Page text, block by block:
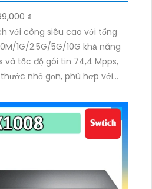
₫
với công siêu cao với tổng
1G/2.5G/5G/10G khả năng
và tốc độ gói tin 74,4 Mpps,
nhỏ gọn, phù hợp với